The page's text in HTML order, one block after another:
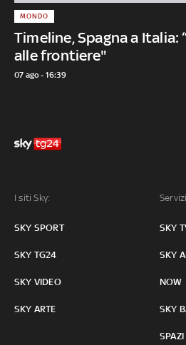
Timeline, Spagna a Italia:
alle frontiere"
MONDO
07 ago - 16:39
I siti Sky:
SKY SPORT
SKY TG24
SKY VIDEO
SKY ARTE
SKY
SKY
NOW
SKY